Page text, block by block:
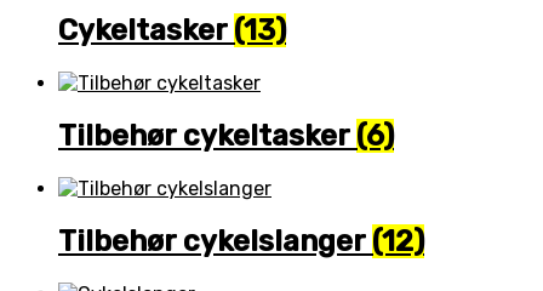
Cykeltasker (13)
Tilbehør cykeltasker (6)
Tilbehør cykelslanger (12)